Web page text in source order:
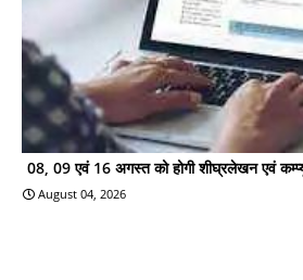
08, 09 एवं 16 अगस्त को होगी शीघ्रलेखन एवं
August 04, 2026